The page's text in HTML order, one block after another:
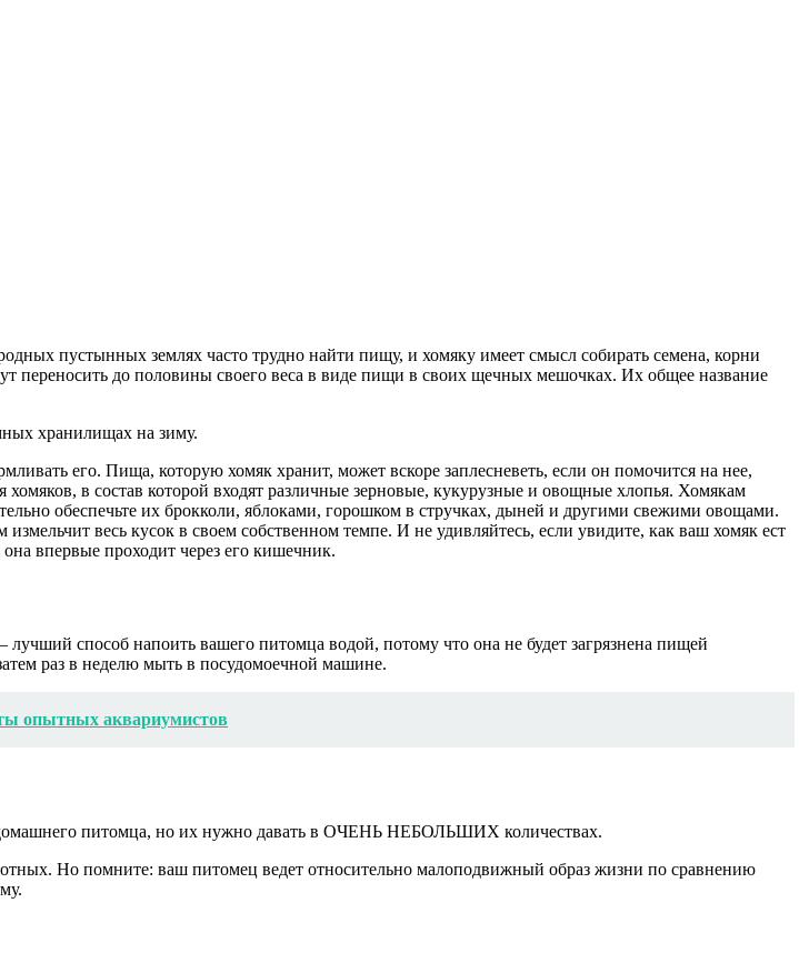
пустынных землях часто трудно найти пищу, и хомяку имеет смысл собирать семена, корни
переносить до половины своего веса в виде пищи в своих щечных мешочках. Их общее название
хранилищах на зиму.
его. Пища, которую хомяк хранит, может вскоре заплесневеть, если он помочится на нее,
в состав которой входят различные зерновые, кукурузные и овощные хлопья. Хомякам
обеспечьте их брокколи, яблоками, горошком в стручках, дыней и другими свежими овощами.
весь кусок в своем собственном темпе. И не удивляйтесь, если увидите, как ваш хомяк ест
впервые проходит через его кишечник.
способ напоить вашего питомца водой, потому что она не будет загрязнена пищей
раз в неделю мыть в посудомоечной машине.
опытных аквариумистов
питомца, но их нужно давать в ОЧЕНЬ НЕБОЛЬШИХ количествах.
Но помните: ваш питомец ведет относительно малоподвижный образ жизни по сравнению